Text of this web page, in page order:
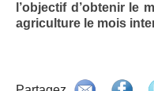
Le Secret des
doux 2014
l’objectif d’obtenir le
agriculture le mois